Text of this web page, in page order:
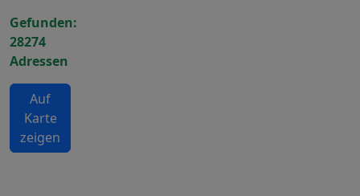
Gefunden:
28274
Adressen
Auf
Karte
zeigen